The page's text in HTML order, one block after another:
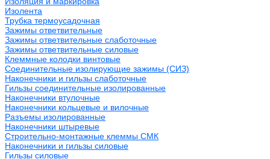
Изолента
Трубка термоусадочная
Зажимы ответвительные
Зажимы ответвительные слаботочные
Зажимы ответвительные силовые
Клеммные колодки винтовые
Соединительные изолирующие зажимы (СИЗ)
Наконечники и гильзы слаботочные
Гильзы соединительные изолированные
Наконечники втулочные
Наконечники кольцевые и вилочные
Разъемы изолированные
Наконечники штыревые
Строительно-монтажные клеммы СМК
Наконечники и гильзы силовые
Гильзы силовые